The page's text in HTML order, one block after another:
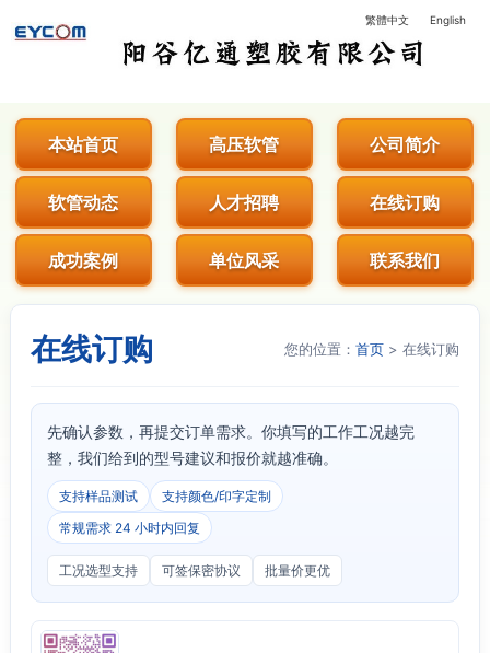
阳谷亿通塑胶有限公司 - 专业生产
繁體中文 English
本站首页 高压软管 公司简介
软管动态 人才招聘 在线订购
成功案例 单位风采 联系我们
在线订购 您的位置：首页 > 在线订购
先确认参数，再提交订单需求。你填写的工作工况越完
整，我们给到的型号建议和报价就越准确。
支持样品测试
支持颜色/印字定制
常规需求 24 小时内回复
工况选型支持 可签保密协议 批量价更优